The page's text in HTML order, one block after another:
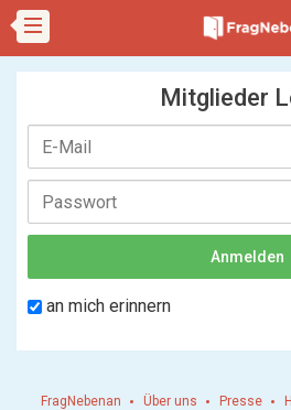
Mitglieder
an mich erinnern
FragNebenan Über uns Presse